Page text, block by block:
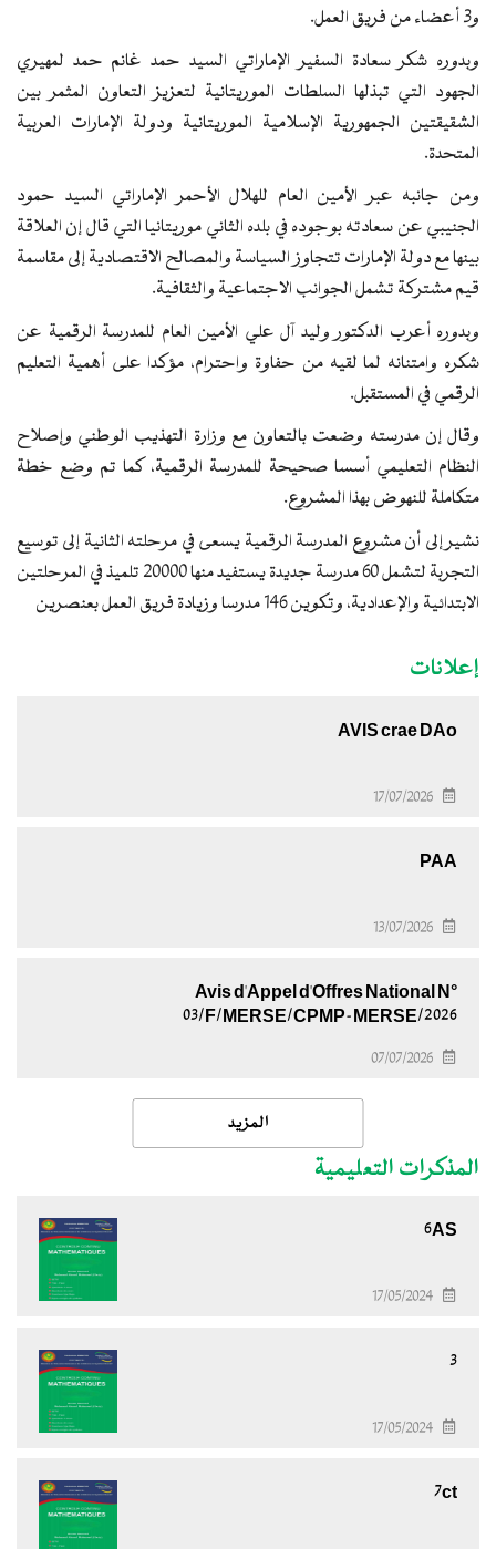
إعلانات
AVIS crae DAo
17/07/2026
PAA
13/07/2026
Avis d'Appel d'Offres National N°
03/F/MERSE/CPMP-MERSE/2026
07/07/2026
المزيد
المذكرات التعليمية
6AS
17/05/2024
3
17/05/2024
7ct
و3 أعضاء من فريق العمل.
وبدوره شكر سعادة السفير الإماراتي السيد حمد غانم حمد لمهيري
الجهود التي تبذلها السلطات الموريتانية لتعزيز التعاون المثمر بين
الشقيقتين الجمهورية الإسلامية الموريتانية ودولة الإمارات العربية
المتحدة.
ومن جانبه عبر الأمين العام للهلال الأحمر الإماراتي السيد حمود
الجنيبي عن سعادته بوجوده في بلده الثاني موريتانيا التي قال إن العلاقة
بينها مع دولة الإمارات تتجاوز السياسة والمصالح الاقتصادية إلى مقاسمة
قيم مشتركة تشمل الجوانب الاجتماعية والثقافية.
وبدوره أعرب الدكتور وليد آل علي الأمين العام للمدرسة الرقمية عن
شكره وامتنانه لما لقيه من حفاوة واحترام، مؤكدا على أهمية التعليم
الرقمي في المستقبل.
وقال إن مدرسته وضعت بالتعاون مع وزارة التهذيب الوطني وإصلاح
النظام التعليمي أسسا صحيحة للمدرسة الرقمية، كما تم وضع خطة
متكاملة للنهوض بهذا المشروع.
نشير إلى أن مشروع المدرسة الرقمية يسعى في مرحلته الثانية إلى توسيع
التجربة لتشمل 60 مدرسة جديدة يستفيد منها 20000 تلميذ في المرحلتين
الابتدائية والإعدادية، وتكوين 146 مدرسا وزيادة فريق العمل بعنصرين